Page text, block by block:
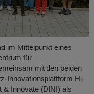
im Mittelpunkt eines
für
mit den beiden
Innovationsplattform Hi-
& Innovate (DINI) als